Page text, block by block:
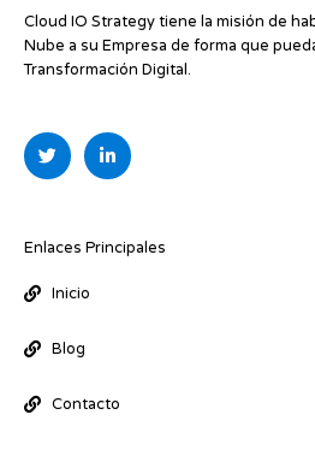
Cloud IO Strategy tiene la misión de
Nube a su Empresa de forma que
Transformación Digital.
T
w
i
r
L
i
n
i
Enlaces Principales
Inicio
Blog
Contacto